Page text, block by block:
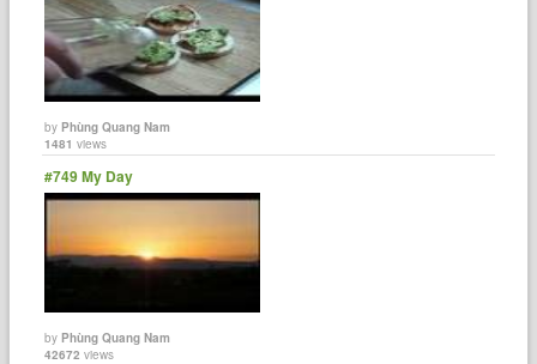
byPhùng Quang Nam
1481 views
#749 My Day
byPhùng Quang Nam
42672 views